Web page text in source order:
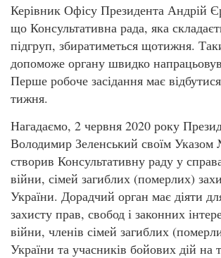
Керівник Офісу Президента Андрій
що Консультативна рада, яка
підгруп, збиратиметься щотижня.
допоможе органу швидко
Перше робоче засідання має
тижня.
Нагадаємо, 2 червня 2020 року
Володимир Зеленський своїм
створив Консультативну раду у
війни, сімей загиблих (померлих)
України. Дорадчий орган має діяти
захисту прав, свобод і законних
війни, членів сімей загиблих
України та учасників бойових дій на